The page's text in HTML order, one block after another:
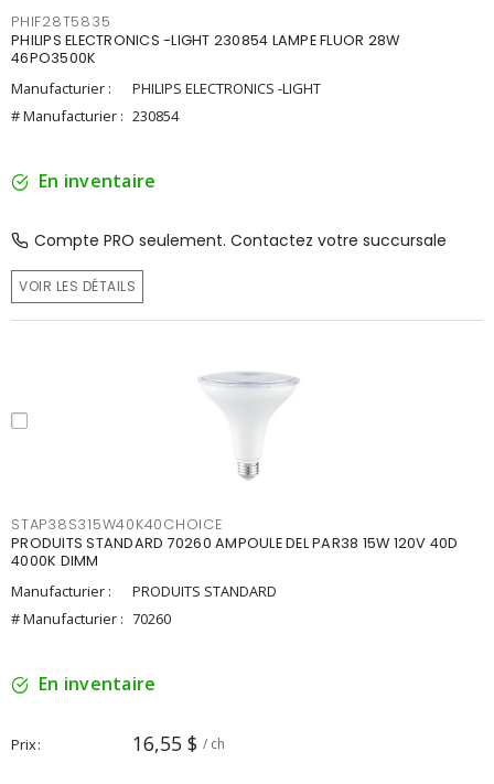
PHIF28T5835
PHILIPS ELECTRONICS -LIGHT 230854 LAMPE FLUOR 28W
46PO3500K
Manufacturier :
PHILIPS ELECTRONICS -LIGHT
# Manufacturier : 230854
En inventaire
Compte PRO seulement. Contactez votre succursale
VOIR LES DÉTAILS
STAP38S315W40K40CHOICE
PRODUITS STANDARD 70260 AMPOULE DEL PAR38 15W 120V 40D
4000K DIMM
Manufacturier :
PRODUITS STANDARD
# Manufacturier : 70260
En inventaire
Prix 16,55 $ / ch